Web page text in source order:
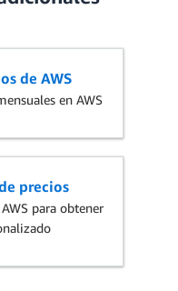
de AWS
en AWS
precios
para obtener